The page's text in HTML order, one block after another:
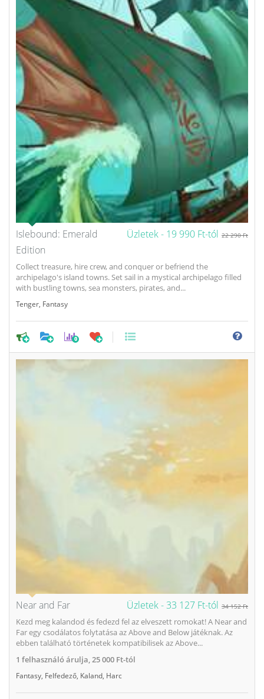
Üzletek - 19 990 Ft-tól 22 290 Ft
Islebound: Emerald
Edition
Collect treasure, hire crew, and conquer or befriend the
archipelago's island towns. Set sail in a mystical archipelago filled
with bustling towns, sea monsters, pirates, and...
Tenger Fantasy
0
Üzletek -33 127 Ft-tól 34 152 Ft
Near and Far
Kezd meg kalandod és fedezd fel az elveszett romokat! A Near and
Far egy csodálatos folytatása az Above and Below játéknak. Az
ebben található történetek kompatibilisek az Above...
1 felhasználó árulja,25 000 Ft-tól
Fantasy Felfedező Kaland Harc